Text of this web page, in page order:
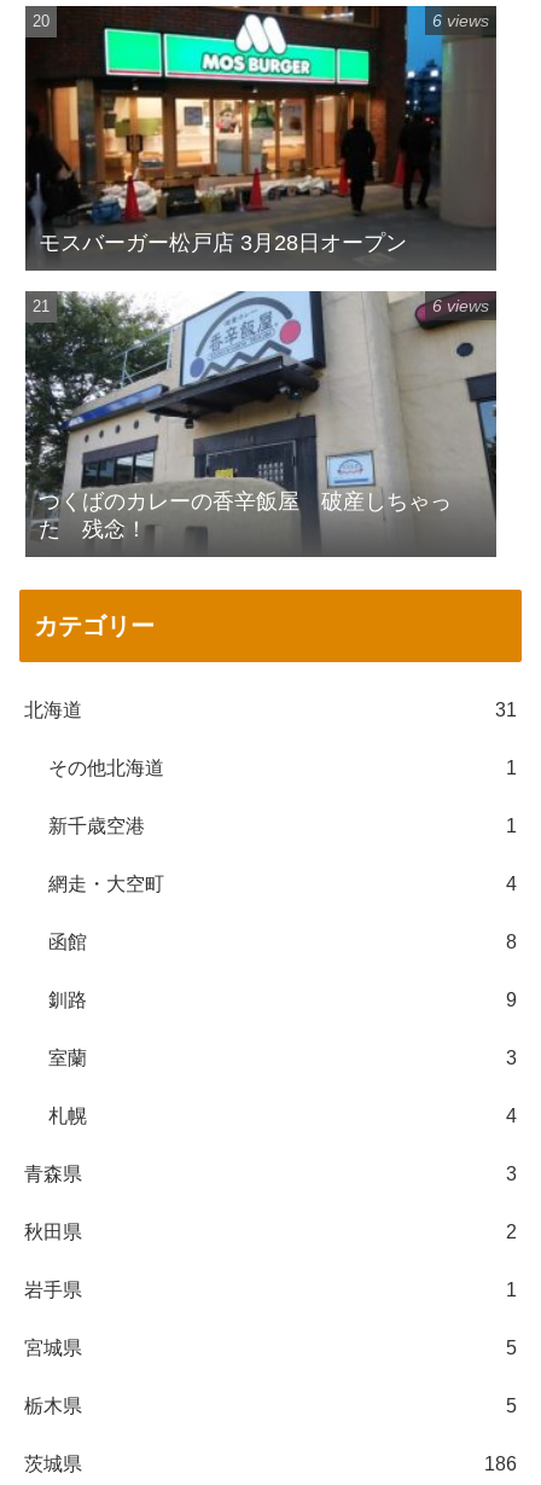
モスバーガー松戸店 3月28日オープン
6 views
つくばのカレーの香辛飯屋 破産しちゃっ
た 残念！
6 views
カテゴリー
北海道 31
その他北海道 1
新千歳空港 1
網走・大空町 4
函館 8
釧路 9
室蘭 3
札幌 4
青森県 3
秋田県 2
岩手県 1
宮城県 5
栃木県 5
茨城県 186